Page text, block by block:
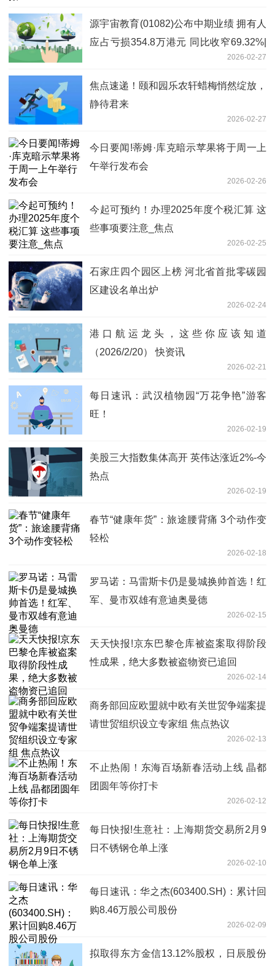
源宇宙教育(01082)公布中期业绩 拥有人
应占亏损354.8万港元 同比收窄69.32%|
2026-02-27
焦点速递！颐和园乐农轩蜡梅悄然绽放，
静待君来
2026-02-27
今日要闻!蒂姆·库克暗示苹果将于周一上
午举行发布会
2026-02-26
今起可预约！办理2025年度个税汇算 这
些事项要注意_焦点
2026-02-25
石家庄四个园区上榜 河北省首批零碳园
区建设名单出炉
2026-02-24
港口航运龙头，这些你应该知道
（2026/2/20） 快资讯
2026-02-21
每日速讯：武汉植物园“万花争艳”游客
旺！
2026-02-19
美股三大指数集体高开 英伟达涨近2%-今
热点
2026-02-19
春节“健康年货”：旅途腰背痛 3个动作变
轻松
2026-02-18
罗马诺：马雷斯卡仍是曼城换帅首选！红
军、曼市双雄有意迪奥曼德
2026-02-15
天天快报!京东巴黎仓库被盗案取得阶段
性成果，绝大多数被盗物资已追回
2026-02-14
商务部回应欧盟就中欧有关世贸争端案提
请世贸组织设立专家组 焦点热议
2026-02-13
不止热闹！东海百场新春活动上线 晶都
团圆年等你打卡
2026-02-12
每日快报!生意社：上海期货交易所2月9
日不锈钢仓单上涨
2026-02-10
每日速讯：华之杰(603400.SH)：累计回
购8.46万股公司股份
2026-02-09
拟取得东方金信13.12%股权，日辰股份